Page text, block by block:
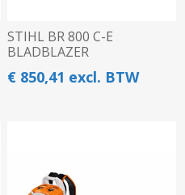
STIHL BR 800 C-E
BLADBLAZER
€ 850,41 excl. BTW